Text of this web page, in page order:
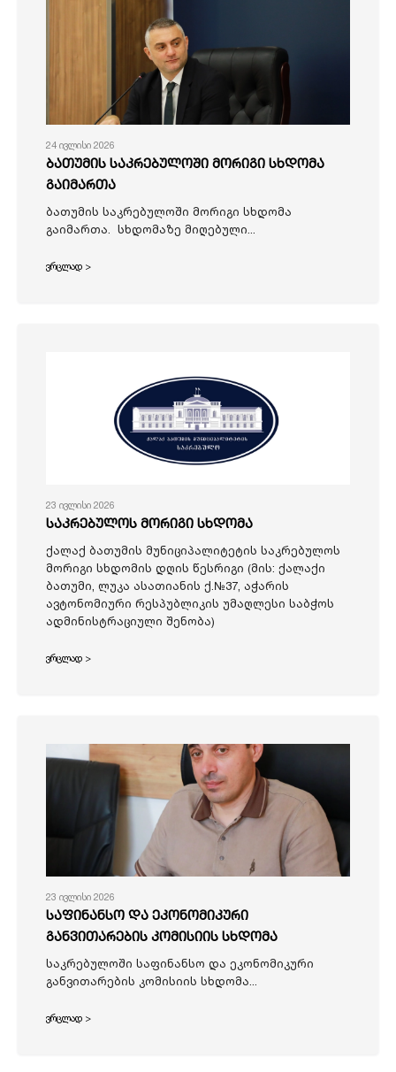
24 ივლისი 2026
ბათუმის საკრებულოში მორიგი სხდომა
გაიმართა
ბათუმის საკრებულოში მორიგი სხდომა
გაიმართა. სხდომაზე მიღებული...
ვრცლად >
23 ივლისი 2026
საკრებულოს მორიგი სხდომა
ქალაქ ბათუმის მუნიციპალიტეტის საკრებულოს
მორიგი სხდომის დღის წესრიგი (მის: ქალაქი
ბათუმი, ლუკა ასათიანის ქ.№37, აჭარის
ავტონომიური რესპუბლიკის უმაღლესი საბჭოს
ადმინისტრაციული შენობა)
ვრცლად >
23 ივლისი 2026
საფინანსო და ეკონომიკური
განვითარების კომისიის სხდომა
საკრებულოში საფინანსო და ეკონომიკური
განვითარების კომისიის სხდომა...
ვრცლად >